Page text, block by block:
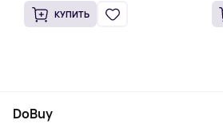
КУПИТЬ
DoBuy